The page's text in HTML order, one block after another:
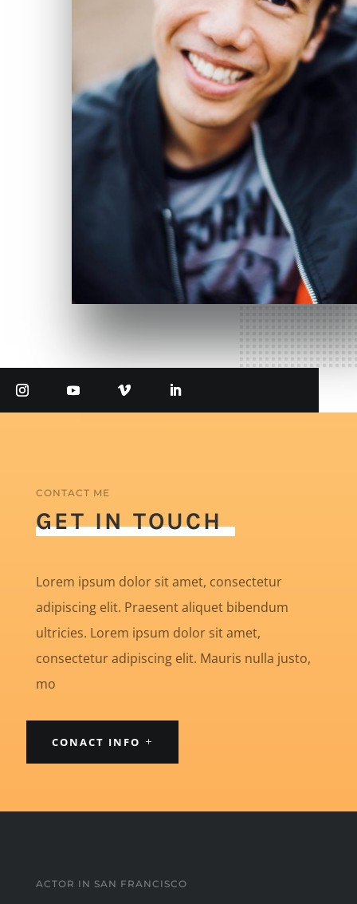
CONTACT ME
GET IN TOUCH
Lorem ipsum dolor sit amet, consectetur
adipiscing elit. Praesent aliquet bibendum
ultricies. Lorem ipsum dolor sit amet,
consectetur adipiscing elit. Mauris nulla justo,
mo
CONACT INFO
ACTOR IN SAN FRANCISCO